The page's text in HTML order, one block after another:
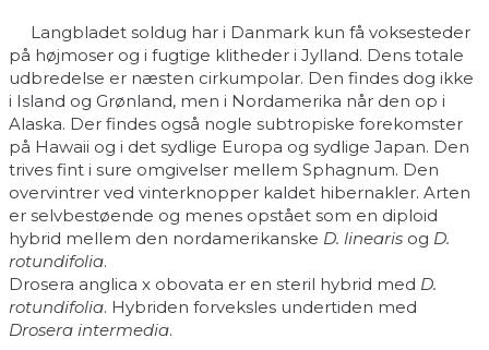
Langbladet soldug har i Danmark kun få voksesteder
på højmoser og i fugtige klitheder i Jylland. Dens totale
udbredelse er næsten cirkumpolar. Den findes dog ikke
i Island og Grønland, men i Nordamerika når den op i
Alaska. Der findes også nogle subtropiske forekomster
på Hawaii og i det sydlige Europa og sydlige Japan. Den
trives fint i sure omgivelser mellem Sphagnum. Den
overvintrer ved vinterknopper kaldet hibernakler. Arten
er selvbestøende og menes opstået som en diploid
hybrid mellem den nordamerikanske D. linearis og D.
rotundifolia.
Drosera anglica x obovata er en steril hybrid med D.
rotundifolia. Hybriden forveksles undertiden med
Drosera intermedia.